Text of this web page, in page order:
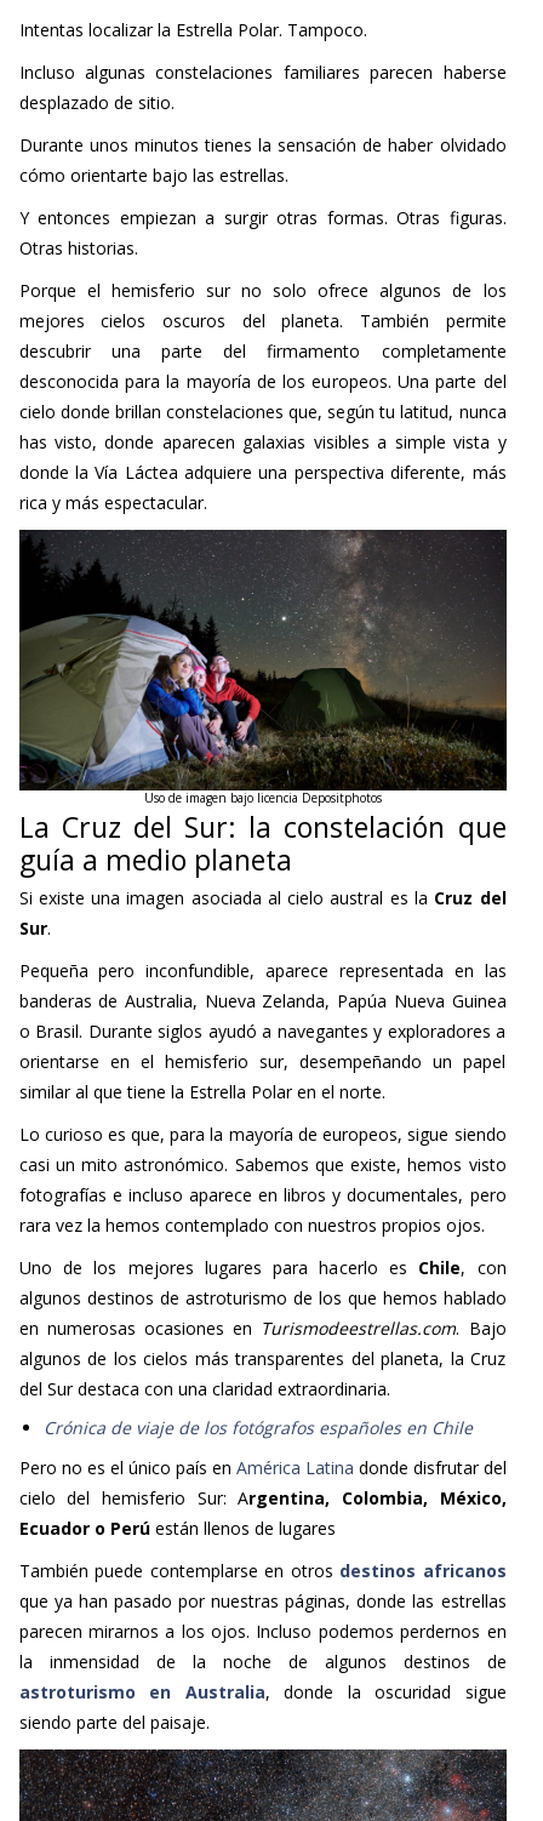
Intentas localizar la Estrella Polar. Tampoco.
Incluso algunas constelaciones familiares parecen haberse
desplazado de sitio.
Durante unos minutos tienes la sensación de haber olvidado
cómo orientarte bajo las estrellas.
Y entonces empiezan a surgir otras formas. Otras figuras.
Otras historias.
Porque el hemisferio sur no solo ofrece algunos de los
mejores cielos oscuros del planeta. También permite
descubrir una parte del firmamento completamente
desconocida para la mayoría de los europeos. Una parte del
cielo donde brillan constelaciones que, según tu latitud, nunca
has visto, donde aparecen galaxias visibles a simple vista y
donde la Vía Láctea adquiere una perspectiva diferente, más
rica y más espectacular.
Uso de imagen bajo licencia Depositphotos
La Cruz del Sur: la constelación que
guía a medio planeta
Si existe una imagen asociada al cielo austral es la Cruz del
Sur.
Pequeña pero inconfundible, aparece representada en las
banderas de Australia, Nueva Zelanda, Papúa Nueva Guinea
o Brasil. Durante siglos ayudó a navegantes y exploradores a
orientarse en el hemisferio sur, desempeñando un papel
similar al que tiene la Estrella Polar en el norte.
Lo curioso es que, para la mayoría de europeos, sigue siendo
casi un mito astronómico. Sabemos que existe, hemos visto
fotografías e incluso aparece en libros y documentales, pero
rara vez la hemos contemplado con nuestros propios ojos.
Uno de los mejores lugares para hacerlo es Chile, con
algunos destinos de astroturismo de los que hemos hablado
en numerosas ocasiones en Turismodeestrellas.com. Bajo
algunos de los cielos más transparentes del planeta, la Cruz
del Sur destaca con una claridad extraordinaria.
Crónica de viaje de los fotógrafos españoles en Chile
Pero no es el único país en América Latina donde disfrutar del
cielo del hemisferio Sur: Argentina, Colombia, México,
Ecuador o Perúestán llenos de lugares
También puede contemplarse en otros destinos africanos
que ya han pasado por nuestras páginas, donde las estrellas
parecen mirarnos a los ojos. Incluso podemos perdernos en
la inmensidad de la noche de algunos destinos de
astroturismo en Australia, donde la oscuridad sigue
siendo parte del paisaje.